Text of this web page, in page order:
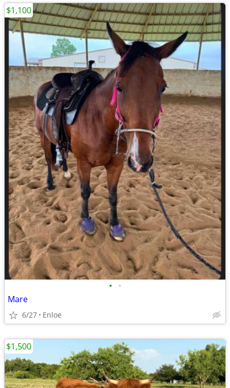
• •
Mare
6/27 Enloe
$1,100
$1,500